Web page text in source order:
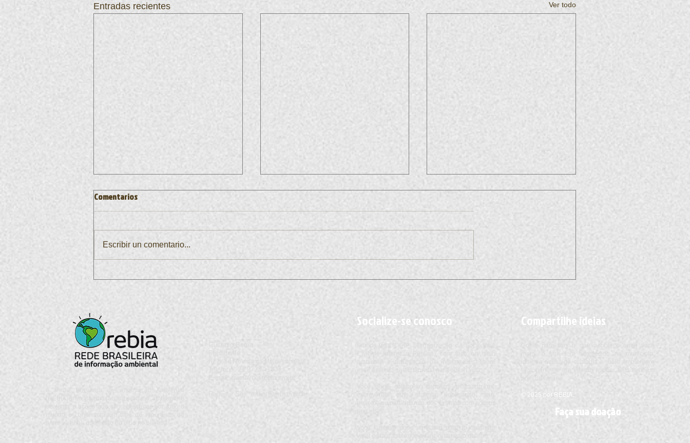
Entradas recientes Ver todo
Enquanto o Rio enfrenta
Quando o Clima apita o jogo -
Geraldo Lopes da Conceição
Cientistas apostam em lagartos
para frear colapso ambiental por
Comentarios
Escribir un comentario...
(REBIA) traz informação sobre meio ambiente e
Telefone:
E-mail
Socialize-se conosco
Somos uma OCIP (Organização da Sociedade
escrevendo uma matéria, publicando seus
projetos ou participando dos eventos com nossos
valor para mantermos o funcionamento do site.
Compartilhe ideias
mora, o que tem acontecido no município,
faça parte de um mundo melhor feito também
por suas mãos.
© 2025 por REBIA.
Faça sua doação